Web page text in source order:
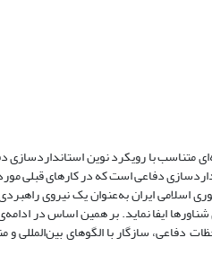
متناسب با رویکرد نوین استانداردسازی
دفاعی است که در کارهای قبلی
اسلامی ایران به‌عنوان یک نیروی
ایفا نماید. بر همین اساس در
دفاعی، سازگار با الگوهای بین‌المللی و